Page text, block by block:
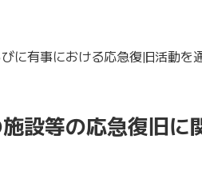
に有事における応急復旧活動を
設等の応急復旧